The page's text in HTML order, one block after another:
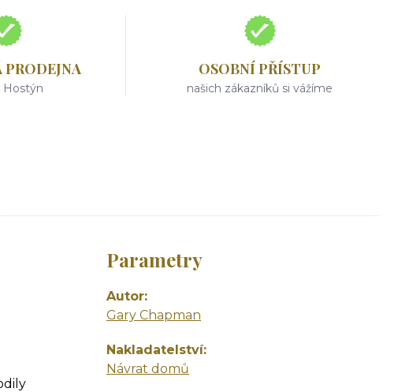
Hostýn
OSOBNÍ PŘÍSTUP
našich zákazníků si vážíme
Parametry
Autor
Gary Chapman
Nakladatelství
Návrat domů